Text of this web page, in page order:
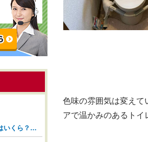
色味の雰囲気は変えて
アで温かみのあるトイ
フローリング張替えの費用はいくら？タイミングと相場を解説【広島市 安佐南区 安佐北区】